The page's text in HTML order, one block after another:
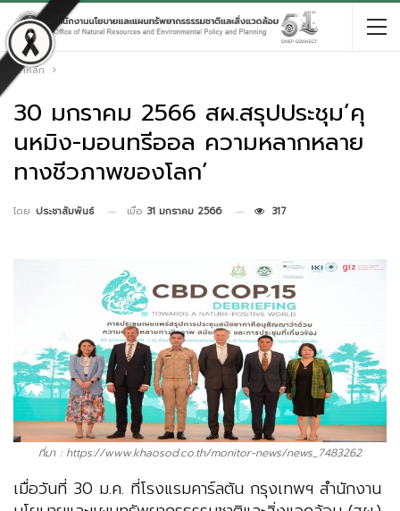
หน้าหลัก
30 มกราคม 2566 สผ.สรุปประชุม’คุ
นหมิง-มอนทรีออล ความหลากหลาย
ทางชีวภาพของโลก’
โดย ประชาสัมพันธ์ เมื่อ 31 มกราคม 2566 317
ที่มา : https://www.khaosod.co.th/monitor-news/news_7483262
เมื่อวันที่ 30 ม.ค. ที่โรงแรมคาร์ลตัน กรุงเทพฯ สำนักงาน